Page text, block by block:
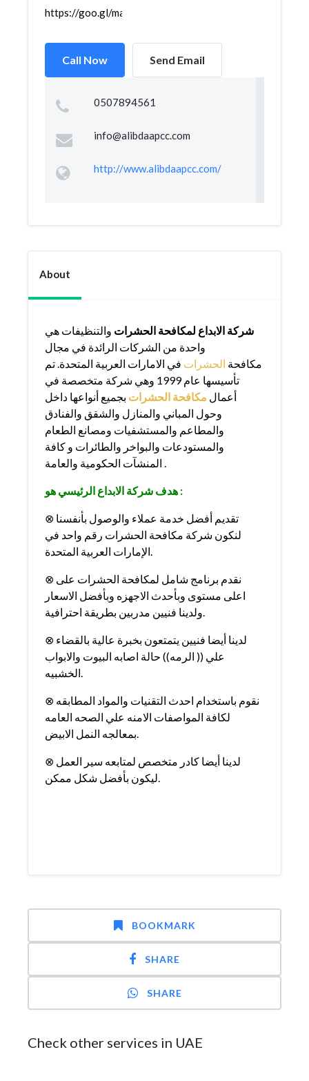
https://goo.gl/maps/BkwUyRo52uCxhQQv8
Call Now Send Email
0507894561
info@alibdaapcc.com
http://www.alibdaapcc.com/
About
شركة الابداع لمكافحة الحشرات والتنظيفات هي
واحدة من الشركات الرائدة في مجال
مكافحة الحشرات في الامارات العربية المتحدة. تم
تأسيسها عام 1999 وهي شركة متخصصة في
أعمال مكافحة الحشرات بجميع أنواعها داخل
وحول المباني والمنازل والشقق والفنادق
والمطاعم والمستشفيات ومصانع الطعام
والمستودعات والبواخر والطائرات و كافة
المنشآت الحكومية والعامة .
هدف شركة الابداع الرئيسي هو :
⊗ تقديم أفضل خدمة عملاء والوصول بأنفسنا
لنكون شركة مكافحة الحشرات رقم واحد في
الإمارات العربية المتحدة.
⊗ نقدم برنامج شامل لمكافحة الحشرات على
اعلى مستوى وبأحدث الاجهزه وبأفضل الاسعار
ولدينا فنيين مدربين بطريقة احترافية.
⊗ لدينا أيضا فنيين يتمتعون بخبرة عالية بالقضاء
علي (( الرمه)) حالة اصابه البيوت والابواب
الخشبيه.
⊗ نقوم باستخدام احدث التقنيات والمواد المطابقه
لكافة المواصفات الامنه علي الصحه العامه
بمعالجه النمل الابيض.
⊗ لدينا أيضا كادر متخصص لمتابعه سير العمل
ليكون بأفضل شكل ممكن.
BOOKMARK
SHARE
SHARE
Check other services in UAE